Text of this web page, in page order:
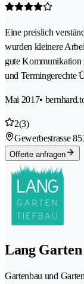
Eine preislich
wurden kleinere
gute Kommunikation
und Termingerechte
Mai 2017•
2(3)
Gewerbestrasse 8
Offerte anfragen
Lang
Gartenbau und